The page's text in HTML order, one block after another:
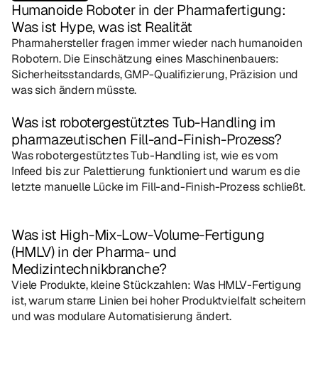
Humanoide Roboter in der Pharmafertigung:
Was ist Hype, was ist Realität
Pharmahersteller fragen immer wieder nach humanoiden
Robotern. Die Einschätzung eines Maschinenbauers:
Sicherheitsstandards, GMP-Qualifizierung, Präzision und
was sich ändern müsste.
Was ist robotergestütztes Tub-Handling im
pharmazeutischen Fill-and-Finish-Prozess?
Was robotergestütztes Tub-Handling ist, wie es vom
Infeed bis zur Palettierung funktioniert und warum es die
letzte manuelle Lücke im Fill-and-Finish-Prozess schließt.
Was ist High-Mix-Low-Volume-Fertigung
(HMLV) in der Pharma- und
Medizintechnikbranche?
Viele Produkte, kleine Stückzahlen: Was HMLV-Fertigung
ist, warum starre Linien bei hoher Produktvielfalt scheitern
und was modulare Automatisierung ändert.